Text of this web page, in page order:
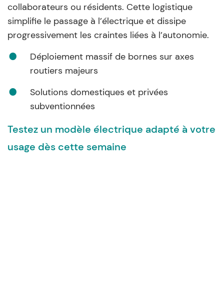
collaborateurs ou résidents. Cette logistique
simplifie le passage à l’électrique et dissipe
progressivement les craintes liées à l’autonomie.
Déploiement massif de bornes sur axes
routiers majeurs
Solutions domestiques et privées
subventionnées
Testez un modèle électrique adapté à votre
usage dès cette semaine